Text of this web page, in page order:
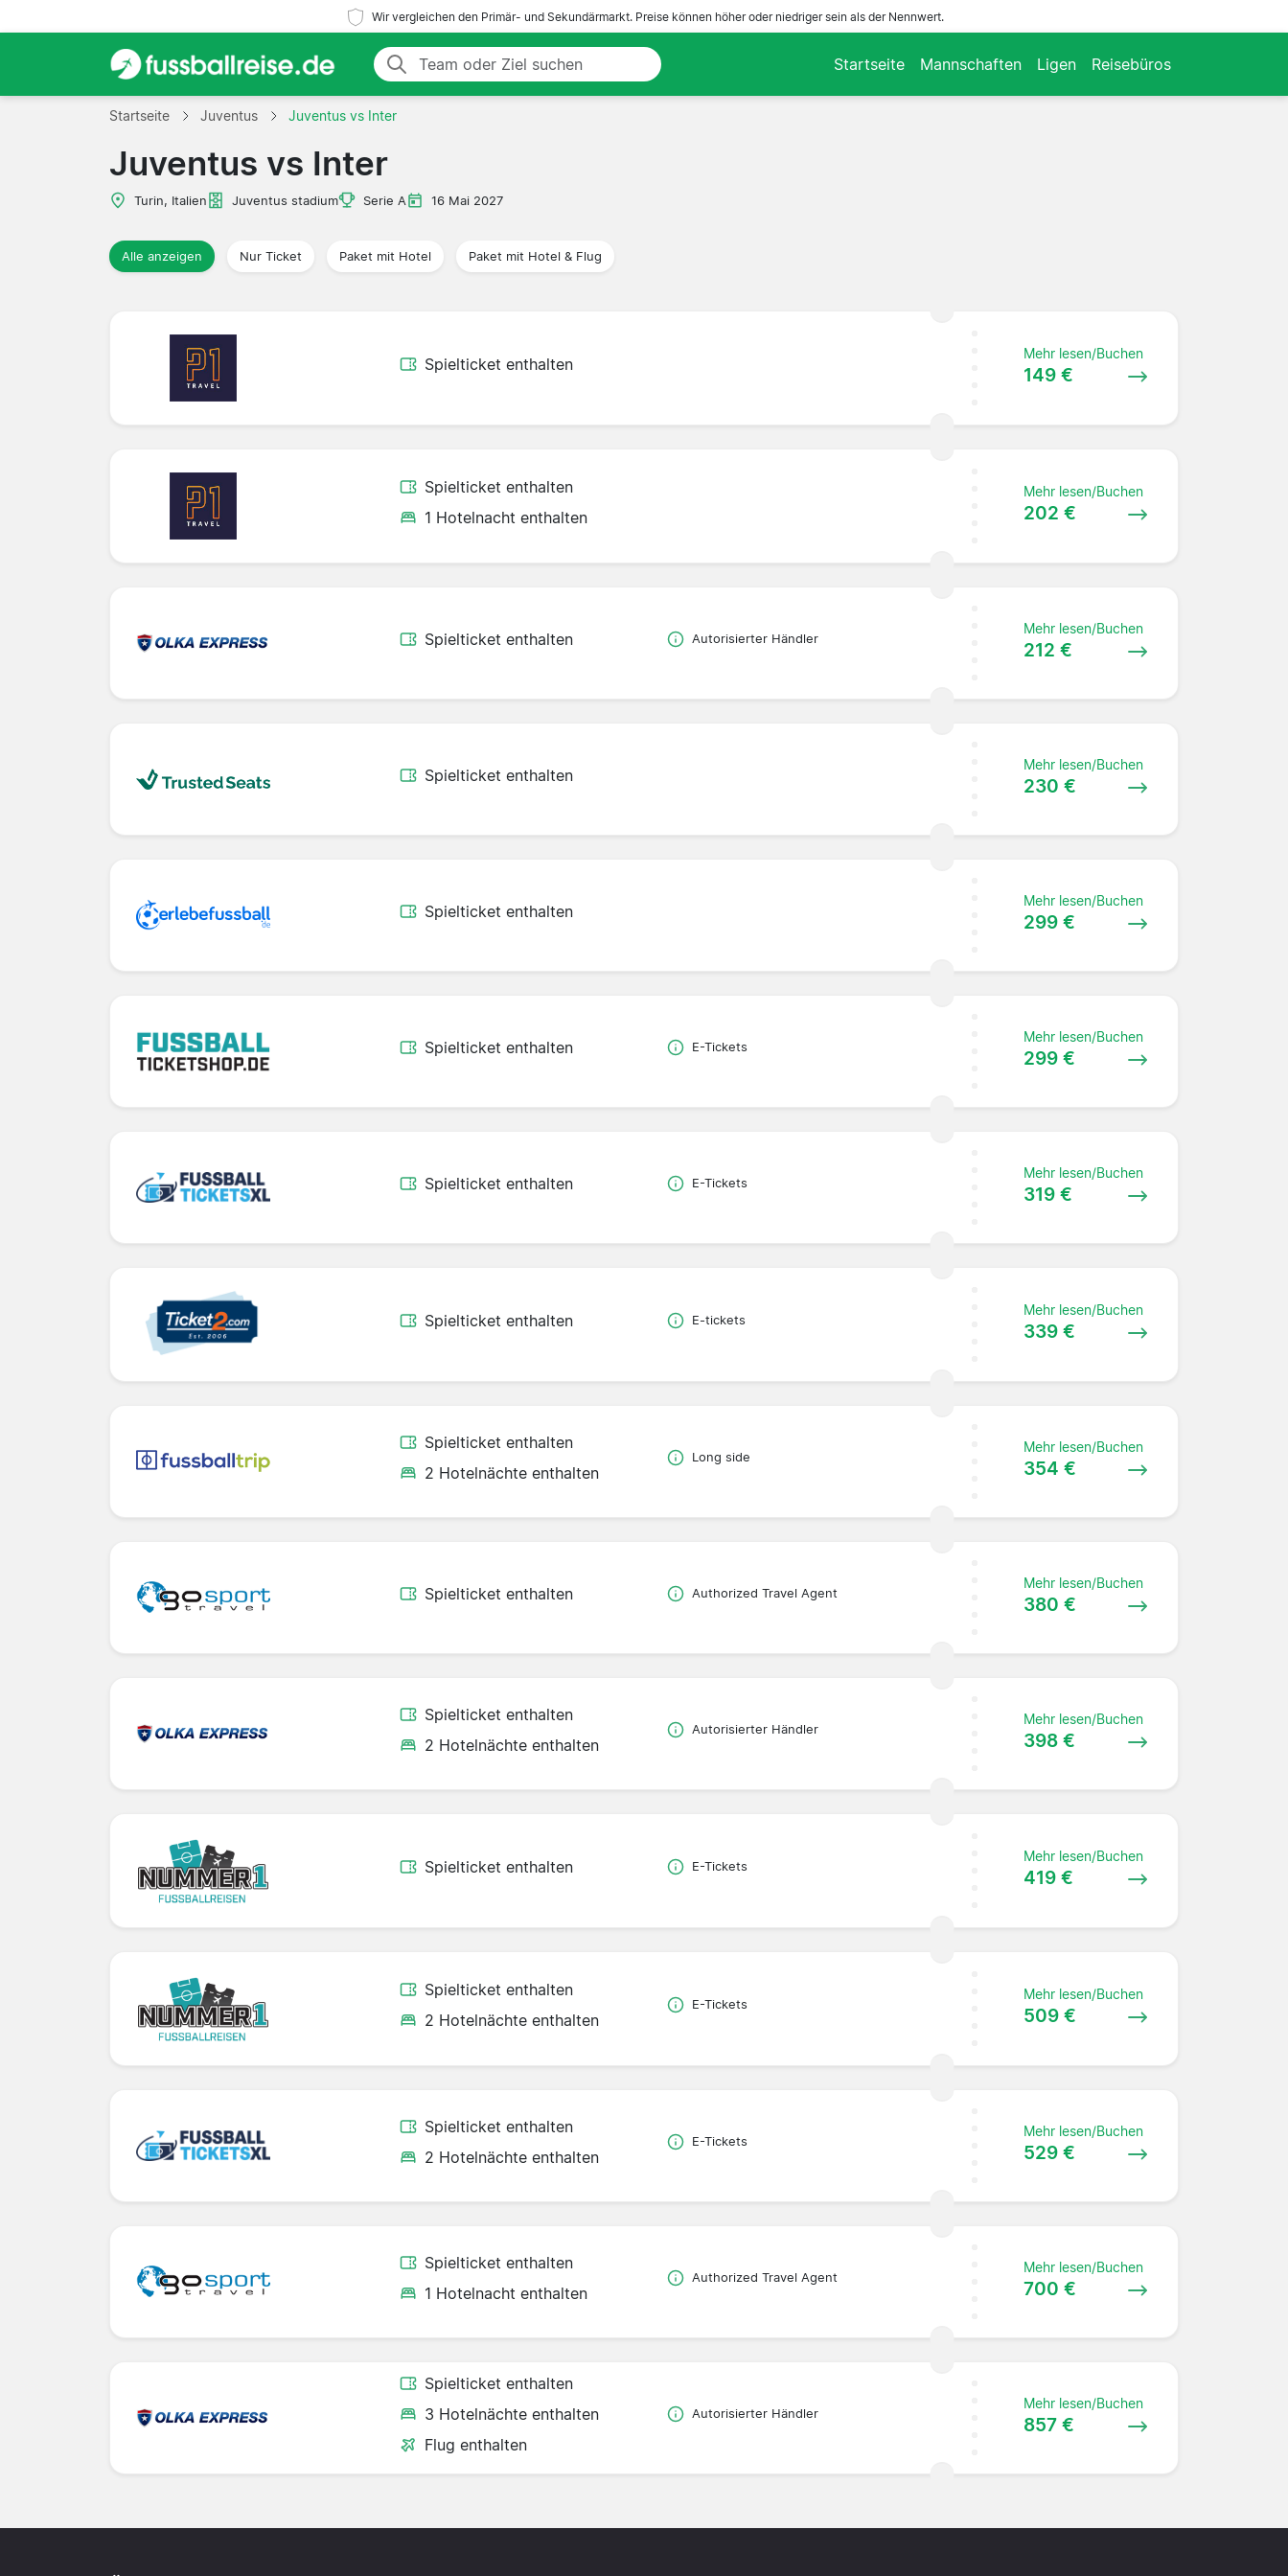
Wir vergleichen den Primär- und Sekundärmarkt. Preise können höher oder niedriger sein als der Nennwert.
Startseite Mannschaften Ligen Reisebüros
Startseite Juventus Juventus vs Inter
Juventus vs Inter
Turin, Italien Juventus stadium Serie A 16 Mai 2027
Alle anzeigen Nur Ticket Paket mit Hotel Paket mit Hotel & Flug
Spielticket enthalten
Mehr lesen/Buchen
149 €
Spielticket enthalten
1 Hotelnacht enthalten
Mehr lesen/Buchen
202 €
Spielticket enthalten Autorisierter Händler
Mehr lesen/Buchen
212 €
Spielticket enthalten
Mehr lesen/Buchen
230 €
Spielticket enthalten
Mehr lesen/Buchen
299 €
Spielticket enthalten E-Tickets
Mehr lesen/Buchen
299 €
Spielticket enthalten E-Tickets
Mehr lesen/Buchen
319 €
Spielticket enthalten E-tickets
Mehr lesen/Buchen
339 €
Spielticket enthalten
2 Hotelnächte enthalten
Long side
Mehr lesen/Buchen
354 €
Spielticket enthalten Authorized Travel Agent
Mehr lesen/Buchen
380 €
Spielticket enthalten
2 Hotelnächte enthalten
Autorisierter Händler
Mehr lesen/Buchen
398 €
Spielticket enthalten E-Tickets
Mehr lesen/Buchen
419 €
Spielticket enthalten
2 Hotelnächte enthalten
E-Tickets
Mehr lesen/Buchen
509 €
Spielticket enthalten
2 Hotelnächte enthalten
E-Tickets
Mehr lesen/Buchen
529 €
Spielticket enthalten
1 Hotelnacht enthalten
Authorized Travel Agent
Mehr lesen/Buchen
700 €
Spielticket enthalten
3 Hotelnächte enthalten
Flug enthalten
Autorisierter Händler
Mehr lesen/Buchen
857 €